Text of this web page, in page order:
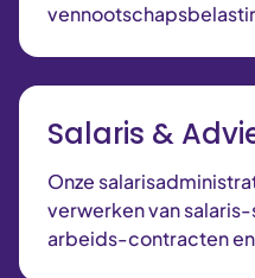
Salaris &
Onze
verwerken van
arbeids-contracten